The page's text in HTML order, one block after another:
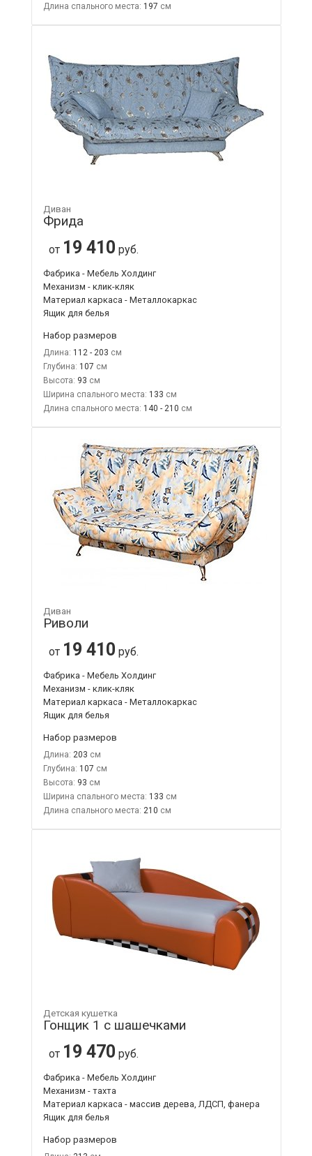
Длина спального места: 197
Диван
Фрида
от 19 410 руб.
Фабрика - Мебель Холдинг
Механизм - клик-кляк
Материал каркаса - Металлокаркас
Ящик для белья
Набор размеров
Длина: 112 - 203
Глубина: 107
Высота: 93
Ширина спального места: 133
Длина спального места: 140 - 210
Диван
Риволи
от 19 410 руб.
Фабрика - Мебель Холдинг
Механизм - клик-кляк
Материал каркаса - Металлокаркас
Ящик для белья
Набор размеров
Длина: 203
Глубина: 107
Высота: 93
Ширина спального места: 133
Длина спального места: 210
Детская кушетка
Гонщик 1 с шашечками
от 19 470 руб.
Фабрика - Мебель Холдинг
Механизм - тахта
Материал каркаса - массив дерева, ЛДСП, фанера
Ящик для белья
Набор размеров